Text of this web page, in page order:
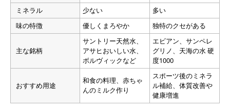
ミネラル 少ない
多い
味の特徴
優しくまろやか 独特のクセがある
主な銘柄
サントリー天然水、
アサヒおいしい水、
ボルヴィックなど
エビアン、サンペレ
グリノ、天海の水 硬
度1000
おすすめ用途
和食の料理、赤ちゃ
んのミルク作り
スポーツ後のミネラ
ル補給、体質改善や
健康増進